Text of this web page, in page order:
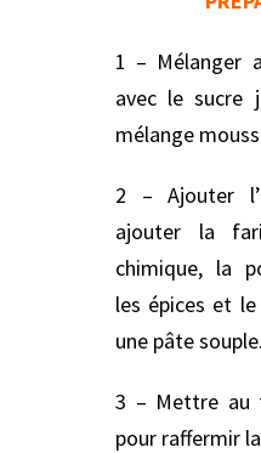
1 – Mélanger
avec le sucre
mélange
2 – Ajouter
ajouter la
chimique, la
les épices et
une pâte souple.
3 – Mettre au
pour raffermir